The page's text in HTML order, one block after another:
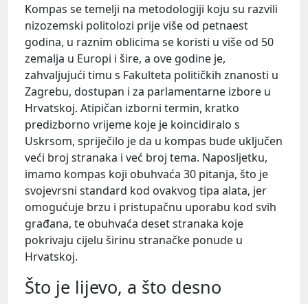
Kompas se temelji na metodologiji koju su razvili
nizozemski politolozi prije više od petnaest
godina, u raznim oblicima se koristi u više od 50
zemalja u Europi i šire, a ove godine je,
zahvaljujući timu s Fakulteta političkih znanosti u
Zagrebu, dostupan i za parlamentarne izbore u
Hrvatskoj. Atipičan izborni termin, kratko
predizborno vrijeme koje je koincidiralo s
Uskrsom, spriječilo je da u kompas bude uključen
veći broj stranaka i već broj tema. Naposljetku,
imamo kompas koji obuhvaća 30 pitanja, što je
svojevrsni standard kod ovakvog tipa alata, jer
omogućuje brzu i pristupačnu uporabu kod svih
građana, te obuhvaća deset stranaka koje
pokrivaju cijelu širinu stranačke ponude u
Hrvatskoj.
Što je lijevo, a što desno